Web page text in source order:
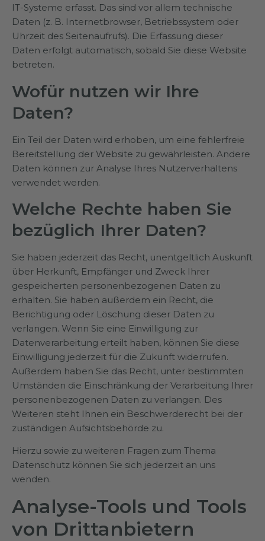
IT-Systeme erfasst. Das sind vor allem technische
Daten (z. B. Internetbrowser, Betriebssystem oder
Uhrzeit des Seitenaufrufs). Die Erfassung dieser
Daten erfolgt automatisch, sobald Sie diese Website
betreten.
Wofür nutzen wir Ihre
Daten?
Ein Teil der Daten wird erhoben, um eine fehlerfreie
Bereitstellung der Website zu gewährleisten. Andere
Daten können zur Analyse Ihres Nutzerverhaltens
verwendet werden.
Welche Rechte haben Sie
bezüglich Ihrer Daten?
Sie haben jederzeit das Recht, unentgeltlich Auskunft
über Herkunft, Empfänger und Zweck Ihrer
gespeicherten personenbezogenen Daten zu
erhalten. Sie haben außerdem ein Recht, die
Berichtigung oder Löschung dieser Daten zu
verlangen. Wenn Sie eine Einwilligung zur
Datenverarbeitung erteilt haben, können Sie diese
Einwilligung jederzeit für die Zukunft widerrufen.
Außerdem haben Sie das Recht, unter bestimmten
Umständen die Einschränkung der Verarbeitung Ihrer
personenbezogenen Daten zu verlangen. Des
Weiteren steht Ihnen ein Beschwerderecht bei der
zuständigen Aufsichtsbehörde zu.
Hierzu sowie zu weiteren Fragen zum Thema
Datenschutz können Sie sich jederzeit an uns
wenden.
Analyse-Tools und Tools
von Dritt­anbietern